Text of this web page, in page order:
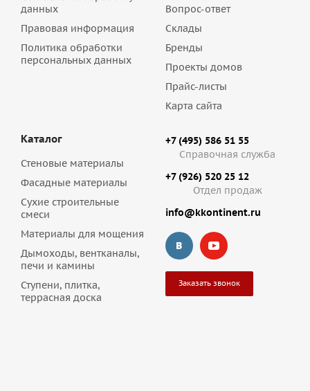
данных
Правовая информация
Политика обработки
персональных данных
Вопрос-ответ
Склады
Бренды
Проекты домов
Прайс-листы
Карта сайта
Каталог
Стеновые материалы
Фасадные материалы
Сухие строительные
смеси
Материалы для мощения
Дымоходы, вентканалы,
печи и камины
Ступени, плитка,
террасная доска
+7 (495) 586 51 55
Справочная служба
+7 (926) 520 25 12
Отдел продаж
info@kkontinent.ru
Заказать звонок